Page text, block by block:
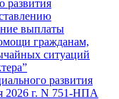
развития
выплаты
гражданам,
ситуаций
развития
2026 г. N 751-НПА